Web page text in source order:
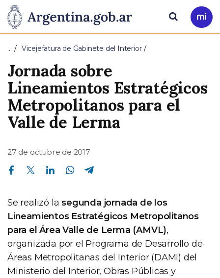
Presidencia
de
la
Nación
Pasar al contenido principal
Ir
a
Buscar
… Vicejefatura de Gabinete del Interior
Jornada sobre
Lineamientos Estratégicos
Metropolitanos para el
Valle de Lerma
27 de octubre de 2017
Compartir en Facebook Compartir en Twitter Compartir en Linkedin Compartir en Whatsapp
Se realizó lasegunda jornada de los
Lineamientos Estratégicos Metropolitanos
para el Área Valle de Lerma (AMVL),
organizada por el Programa de Desarrollo de
Áreas Metropolitanas del Interior (DAMI) del
Ministerio del Interior, Obras Públicas y